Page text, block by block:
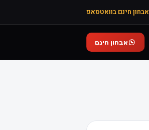
אבחון חינם בוואטסאפ
אבחון חינם